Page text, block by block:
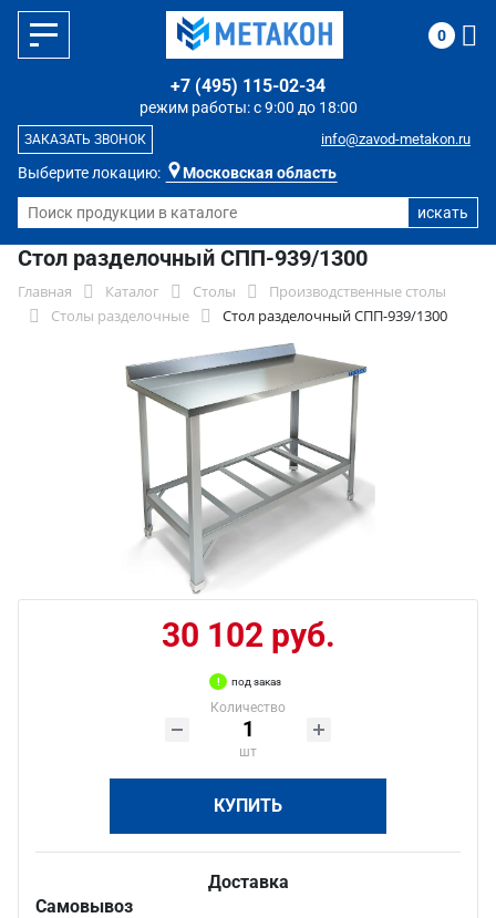
Выберите локацию: Московская область
режим работы: с 9:00 до 18:00
+7 (495) 115-02-34
info@zavod-metakon.ru
ЗАКАЗАТЬ ЗВОНОК
0
Стол разделочный СПП-939/1300
Главная Каталог Столы
Производственные столы
Столы разделочные
Стол разделочный СПП-939/1300
30 102 руб.
под заказ
Количество
шт
КУПИТЬ
Доставка
Самовывоз